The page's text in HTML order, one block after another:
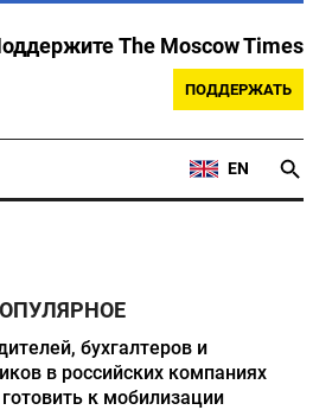
The Moscow Times
ПОДДЕРЖАТЬ
EN
бухгалтеров и
в российских компаниях
к мобилизации